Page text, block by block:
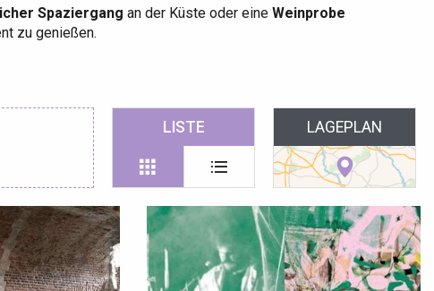
Spaziergang an der Küste oder eine Weinprobe
zu genießen.
favoris LISTE LAGEPLAN